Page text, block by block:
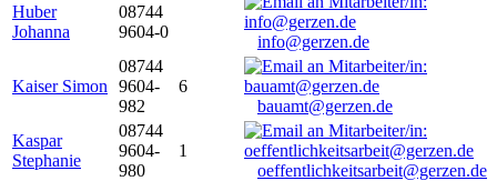
Huber
Johanna
08744
9604-0
info@gerzen.de
Kaiser Simon
08744
9604-
982
6
bauamt@gerzen.de
Kaspar
Stephanie
08744
9604-
980
1
oeffentlichkeitsarbeit@gerzen.de